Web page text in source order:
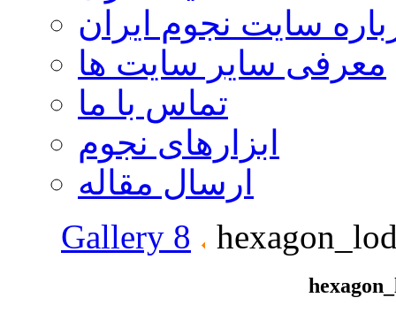
سایت نجوم ایران
معرفی سایر سایت ها
تماس با ما
ابزارهای نجوم
ارسال مقاله
Gallery 8